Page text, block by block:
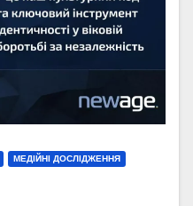
МЕДІЙНІ ДОСЛІДЖЕННЯ